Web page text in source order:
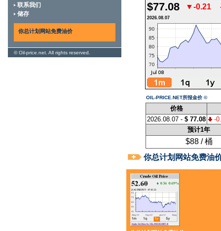
联系我们
储存
你总计划网站免费油价
©Oil-price.net . All rights reserved.
$77.08 ▼-0.21
2026.08.07
OIL-PRICE.NET所报金价 ©
价格
2026.08.07 - $ 77.08
-
预计1年
$88 / 桶
你总计划网站免费油